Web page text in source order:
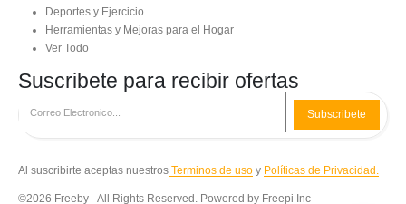
Deportes y Ejercicio
Herramientas y Mejoras para el Hogar
Ver Todo
Suscribete para recibir ofertas
Subscribete
Al suscribirte aceptas nuestros Terminos de uso y Políticas de Privacidad.
©2026 Freeby - All Rights Reserved. Powered by Freepi Inc